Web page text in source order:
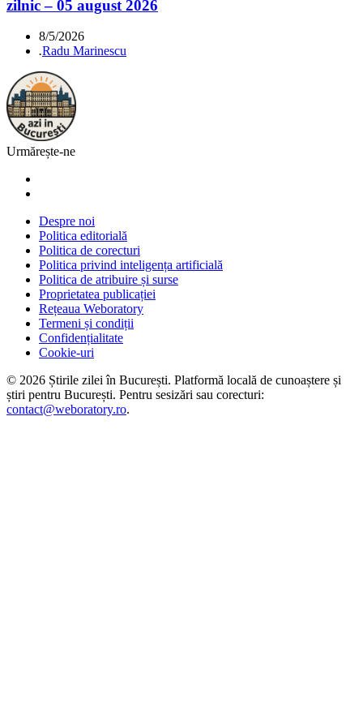
zilnic – 05 august 2026
8/5/2026
.Radu Marinescu
Urmărește-ne
Despre noi
Politica editorială
Politica de corecturi
Politica privind inteligența artificială
Politica de atribuire și surse
Proprietatea publicației
Rețeaua Weboratory
Termeni și condiții
Confidențialitate
Cookie-uri
© 2026 Știrile zilei în București. Platformă locală de cunoaștere și
știri pentru București. Pentru sesizări sau corecturi:
contact@weboratory.ro.